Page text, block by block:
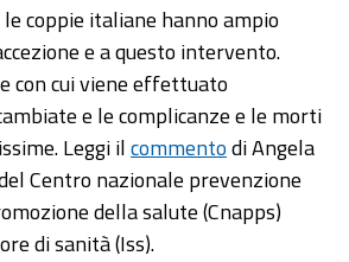
coppie italiane hanno ampio
e a questo intervento.
con cui viene effettuato
e le complicanze e le morti
Leggi ilcommentodi Angela
Centro nazionale prevenzione
della salute (Cnapps)
di sanità (Iss).